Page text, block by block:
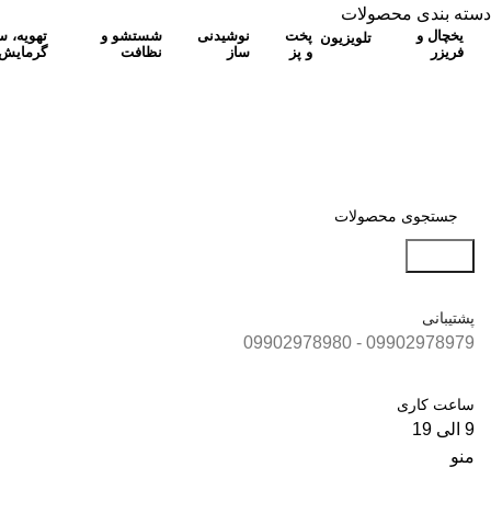
دسته بندی محصولات
یخچال و
فریزر
تلویزیون پخت
و پز
نوشیدنی
ساز
شستشو و
نظافت
گرمایش
پشتیبانی
09902978979 - 09902978980
ساعت کاری
9 الی 19
منو